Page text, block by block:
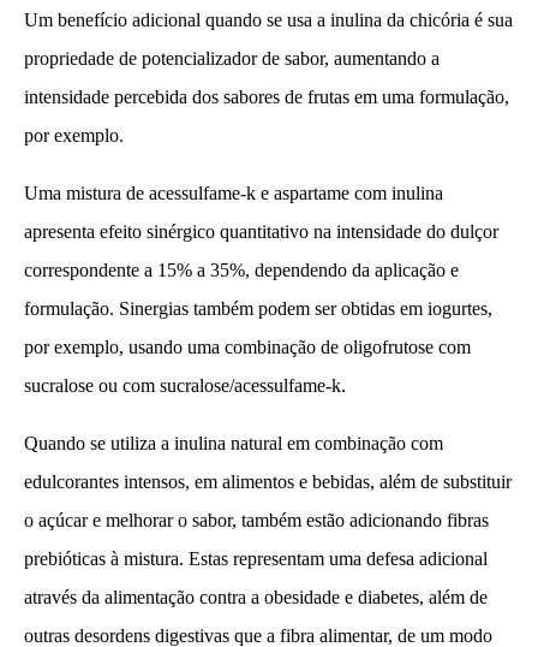
Um benefício adicional quando se usa a inulina da chicória é sua
propriedade de potencializador de sabor, aumentando a
intensidade percebida dos sabores de frutas em uma formulação,
por exemplo.
Uma mistura de acessulfame-k e aspartame com inulina
apresenta efeito sinérgico quantitativo na intensidade do dulçor
correspondente a 15% a 35%, dependendo da aplicação e
formulação. Sinergias também podem ser obtidas em iogurtes,
por exemplo, usando uma combinação de oligofrutose com
sucralose ou com sucralose/acessulfame-k.
Quando se utiliza a inulina natural em combinação com
edulcorantes intensos, em alimentos e bebidas, além de substituir
o açúcar e melhorar o sabor, também estão adicionando fibras
prebióticas à mistura. Estas representam uma defesa adicional
através da alimentação contra a obesidade e diabetes, além de
outras desordens digestivas que a fibra alimentar, de um modo